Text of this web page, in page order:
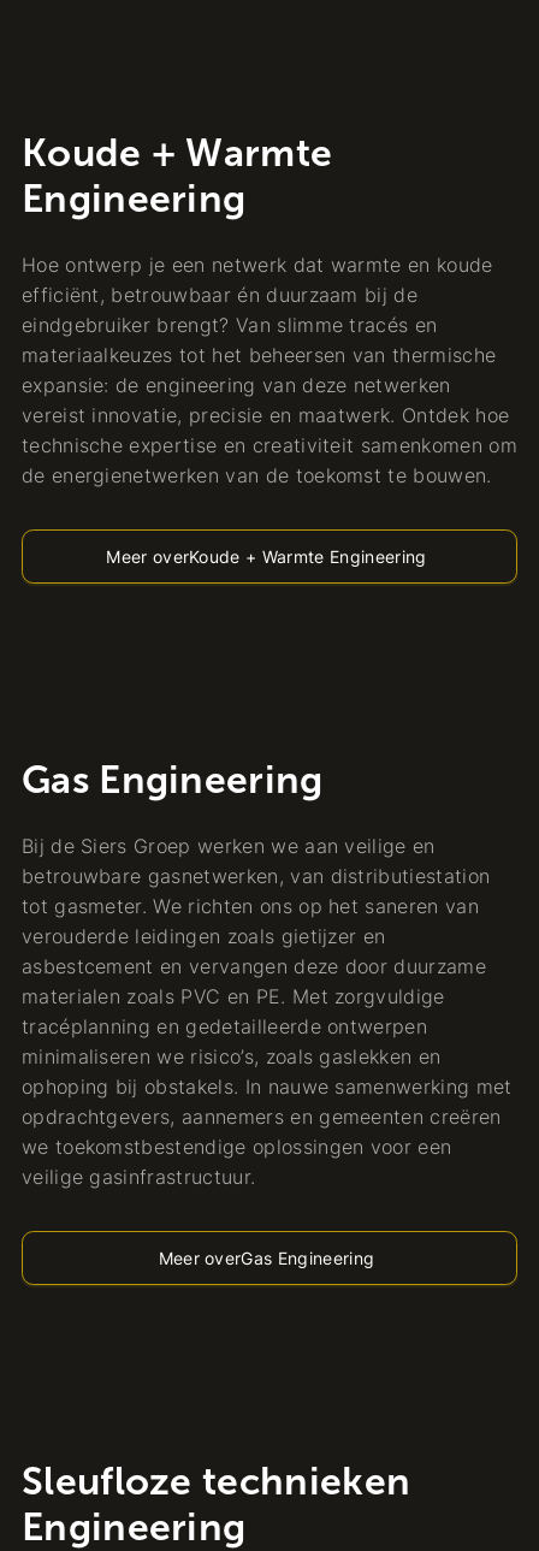
Koude + Warmte
Engineering
Hoe ontwerp je een netwerk dat warmte en koude
efficiënt, betrouwbaar én duurzaam bij de
eindgebruiker brengt? Van slimme tracés en
materiaalkeuzes tot het beheersen van thermische
expansie: de engineering van deze netwerken
vereist innovatie, precisie en maatwerk. Ontdek hoe
technische expertise en creativiteit samenkomen om
de energienetwerken van de toekomst te bouwen.
Meer overKoude + Warmte Engineering
Gas Engineering
Bij de Siers Groep werken we aan veilige en
betrouwbare gasnetwerken, van distributiestation
tot gasmeter. We richten ons op het saneren van
verouderde leidingen zoals gietijzer en
asbestcement en vervangen deze door duurzame
materialen zoals PVC en PE. Met zorgvuldige
tracéplanning en gedetailleerde ontwerpen
minimaliseren we risico’s, zoals gaslekken en
ophoping bij obstakels. In nauwe samenwerking met
opdrachtgevers, aannemers en gemeenten creëren
we toekomstbestendige oplossingen voor een
veilige gasinfrastructuur.
Meer overGas Engineering
Sleufloze technieken
Engineering